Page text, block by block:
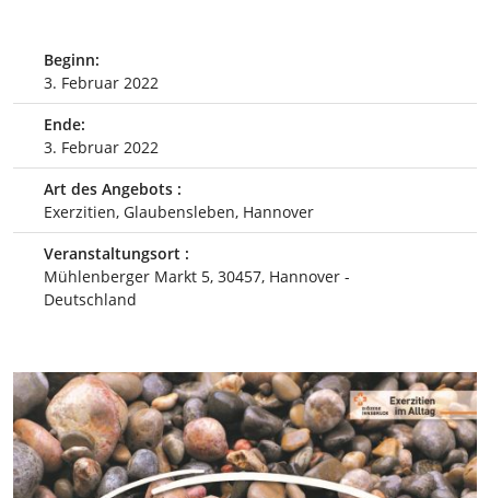
Beginn:
3. Februar 2022
Ende:
3. Februar 2022
Art des Angebots :
Exerzitien, Glaubensleben, Hannover
Veranstaltungsort :
Mühlenberger Markt 5, 30457, Hannover -
Deutschland